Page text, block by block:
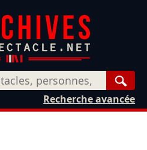
Recherche avancée